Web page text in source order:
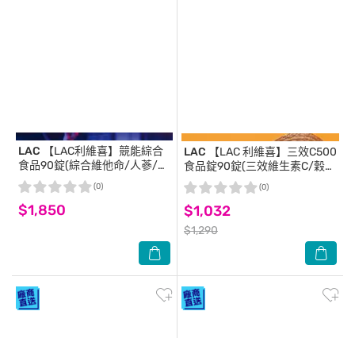
LAC 【LAC利維喜】競能綜合
食品90錠(綜合維他命/人蔘/山
桑果/專注力UP/電競手遊.工程
師必備)
$1,850
(0)
LAC 【LAC 利維喜】三效C500
食品錠90錠(三效維生素C/穀胱
甘肽/葡萄籽/保護力/素食可)
$1,032
$1,290
(0)